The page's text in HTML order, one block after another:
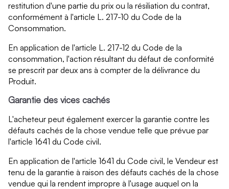
restitution d'une partie du prix ou la résiliation du contrat,
conformément à l'article L. 217-10 du Code de la
Consommation.
En application de l'article L. 217-12 du Code de la
consommation, l'action résultant du défaut de conformité
se prescrit par deux ans à compter de la délivrance du
Produit.
Garantie des vices cachés
L'acheteur peut également exercer la garantie contre les
défauts cachés de la chose vendue telle que prévue par
l'article 1641 du Code civil.
En application de l'article 1641 du Code civil, le Vendeur est
tenu de la garantie à raison des défauts cachés de la chose
vendue qui la rendent impropre à l'usage auquel on la